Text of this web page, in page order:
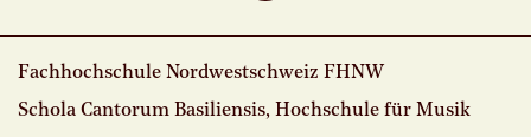
Fachhochschule Nordwestschweiz FHNW
Schola Cantorum Basiliensis, Hochschule für Musik